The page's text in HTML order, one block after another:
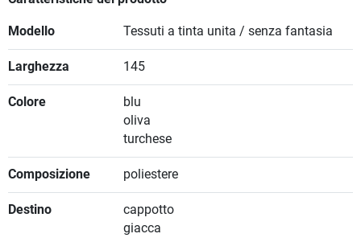
Modello Tessuti a tinta unita / senza fantasia
Larghezza 145
Colore
blu
oliva
turchese
Composizione poliestere
Destino
cappotto
giacca